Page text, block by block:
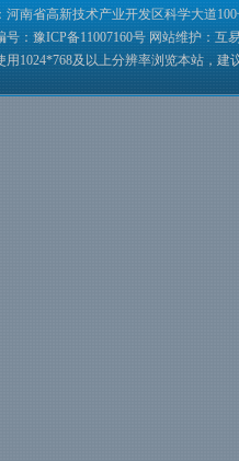
河南省高新技术产业开发区科学大道100
号： 豫ICP备11007160号 网站维护： 互
用1024*768及以上分辨率浏览本站，建